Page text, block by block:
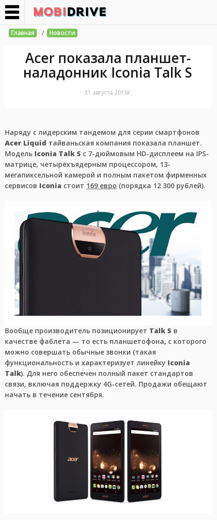
Главная / Новости
Acer показала планшет-
наладонник Iconia Talk S
31 августа 2016г.
Наряду с лидерским тандемом для серии смартфонов
Acer Liquid тайваньская компания показала планшет.
Модель Iconia Talk S с 7-дюймовым HD-дисплеем на IPS-
матрице, четырёхъядерным процессором, 13-
мегапиксельной камерой и полным пакетом фирменных
сервисов Iconia стоит 169 евро (порядка 12 300 рублей).
Вообще производитель позиционирует Talk S в
качестве фаблета — то есть планшетофона, с которого
можно совершать обычные звонки (такая
функциональность и характеризует линейку Iconia
Talk). Для него обеспечен полный пакет стандартов
связи, включая поддержку 4G-сетей. Продажи обещают
начать в течение сентября.